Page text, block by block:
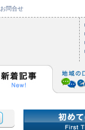
お問合せ